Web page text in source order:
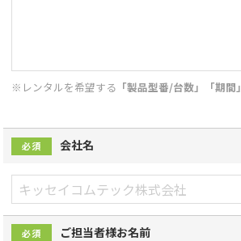
※レンタルを希望する 「製品型番/台数」「期間」
必須 会社名
必須 ご担当者様お名前